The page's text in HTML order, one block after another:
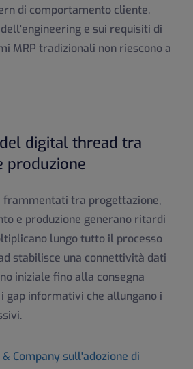
di comportamento cliente,
e sui requisiti di
MRP tradizionali non riescono a
digital thread tra
produzione
tra progettazione,
e produzione generano ritardi
lungo tutto il processo
stabilisce una connettività dati
iniziale fino alla consegna
gap informativi che allungano i
Company sull'adozione di